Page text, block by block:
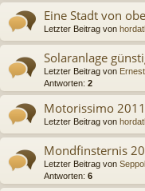
Eine Stadt von
Letzter Beitrag von
Solaranlage
Letzter Beitrag von
Antworten: 2
Motorissimo 2011
Letzter Beitrag von
Mondfinsternis
Letzter Beitrag von
Antworten: 6